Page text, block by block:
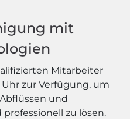
mit
Mitarbeiter
zur Verfügung, um
und
zu lösen.